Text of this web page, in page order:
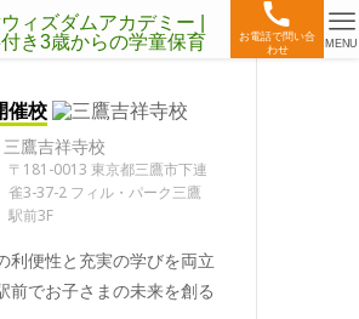
お電話で問い合
わせ
MENU
催校
三鷹吉祥寺校
〒181-0013 東京都三鷹市下連
雀3-37-2 フィル・パーク三鷹
駅前3F
利便性と充実の学びを両立
前でお子さまの未来を創る